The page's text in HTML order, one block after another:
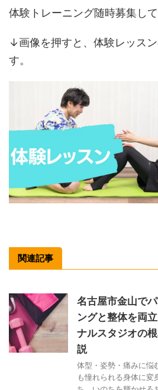
体験トレーニング随時募集し
↓画像を押すと、体験レッス
す。
関連記事
名古屋市金山で
ングと整体を両
ナルスタジオの
説
体型・姿勢・痛みに悩
も憧れられる身体に変